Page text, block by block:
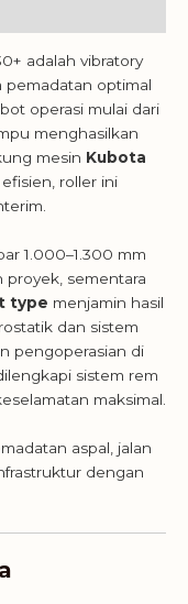
adalah vibratory
pemadatan optimal
operasi mulai dari
menghasilkan
mesin Kubota
roller ini
1.000–1.300 mm
sementara
type menjamin hasil
dan sistem
pengoperasian di
sistem rem
maksimal.
aspal, jalan
dengan